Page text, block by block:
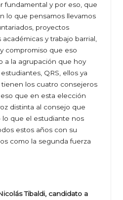
fundamental y por eso, que
lo que pensamos llevamos
proyectos
y trabajo barrial,
compromiso que eso
a la agrupación que hoy
QRS, ellos ya
los cuatro consejeros
que en esta elección
distinta al consejo que
que el estudiante nos
estos años con su
como la segunda fuerza
Tibaldi, candidato a